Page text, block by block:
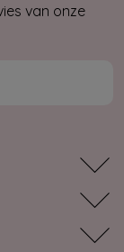
van onze